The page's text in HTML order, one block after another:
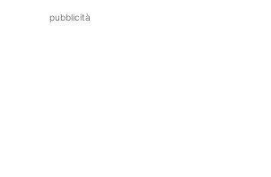
pubblicità